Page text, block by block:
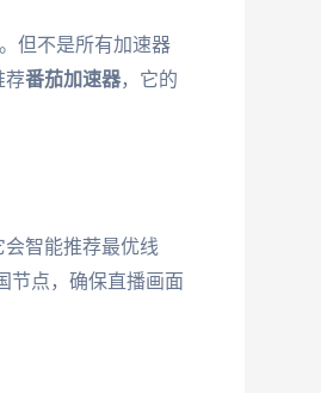
但不是所有加速器
荐番茄加速器，它的
智能推荐最优线
节点，确保直播画面